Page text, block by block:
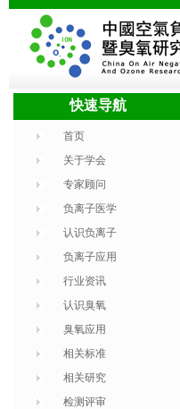
快速导航
首页
关于学会
专家顾问
负离子医学
认识负离子
负离子应用
行业资讯
认识臭氧
臭氧应用
相关标准
相关研究
检测评审